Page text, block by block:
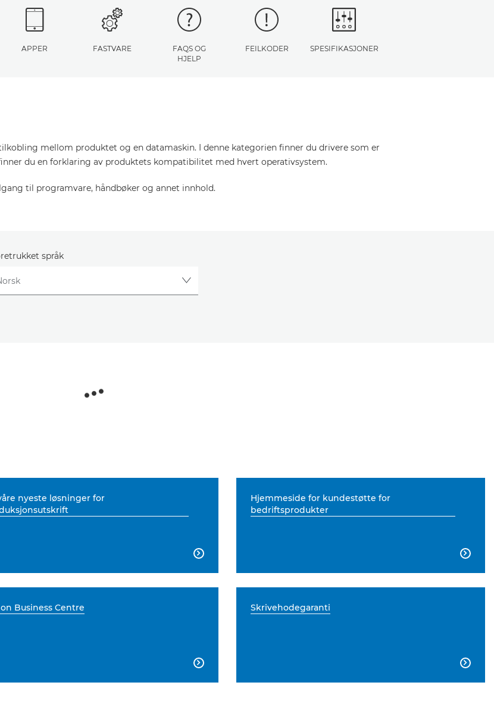
APPER FASTVARE
FAQS OG
HJELP
FEILKODER SPESIFIKASJONER
mellom produktet og en datamaskin. I denne kategorien finner du drivere som er
du en forklaring av produktets kompatibilitet med hvert operativsystem.
til programvare, håndbøker og annet innhold.
språk
nyeste løsninger for

Hjemmeside for kundestøtte for
bedriftsprodukter

Business Centre

Skrivehodegaranti
